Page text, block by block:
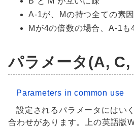
A-1が、Mの持つ全ての素
Mが4の倍数の場合、A-1も
パラメータ(A, C,
Parameters in common use
設定されるパラメータにはい
合わせがあります。上の英語版